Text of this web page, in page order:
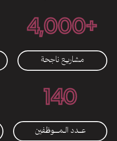
+
4,000
مشاريع ناجحة
140
عــدد الـمـــوظفين